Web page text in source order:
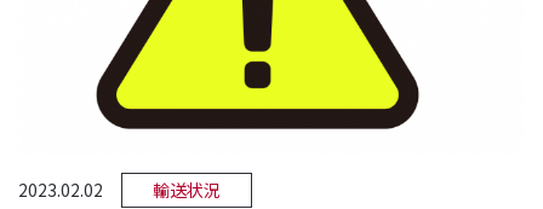
2023.02.02 輸送状況